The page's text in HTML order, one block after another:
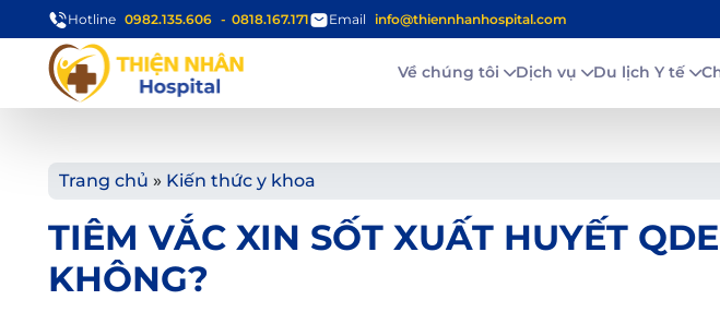
Hotline 0982.135.606 0818.167.171 Email info@thiennhanhospital.com
Về chúng tôi Dịch vụ Du lịch Y tế
Trang chủ » Kiến thức y khoa
TIÊM VẮC XIN SỐT XUẤT HUYẾT
KHÔNG?